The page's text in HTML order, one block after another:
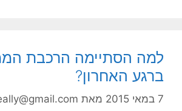
למה הסתיימה הרכבת
ברגע האחרון?
7 במאי 2015 מאת